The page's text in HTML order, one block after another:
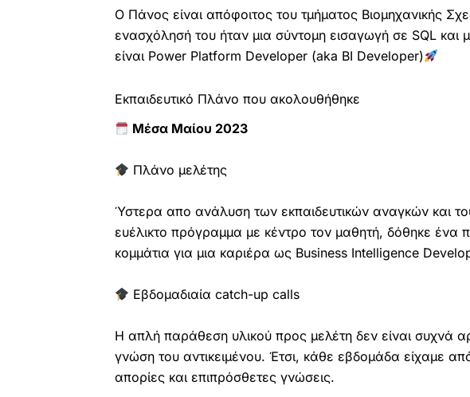
Ο Πάνος είναι απόφοιτος του τμήματος Βιομηχανικής
ενασχόλησή του ήταν μια σύντομη εισαγωγή σε SQL και
είναι Power Platform Developer (aka BI Developer)
Εκπαιδευτικό Πλάνο που ακολουθήθηκε
Μέσα Μαίου 2023
Πλάνο μελέτης
Ύστερα απο ανάλυση των εκπαιδευτικών αναγκών και
ευέλικτο πρόγραμμα με κέντρο τον μαθητή, δόθηκε ένα
κομμάτια για μια καριέρα ως Business Intelligence
Εβδομαδιαία catch-up calls
Η απλή παράθεση υλικού προς μελέτη δεν είναι συχνά
γνώση του αντικειμένου. Έτσι, κάθε εβδομάδα είχαμε
απορίες και επιπρόσθετες γνώσεις.